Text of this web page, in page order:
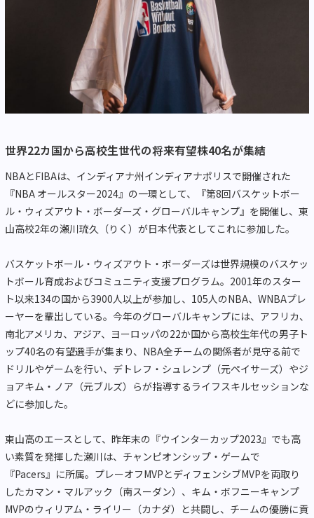
世界22カ国から高校生世代の将来有望株40名が集結
NBAとFIBAは、インディアナ州インディアナポリスで開催された
『NBA オールスター2024』の一環として、『第8回バスケットボー
ル・ウィズアウト・ボーダーズ・グローバルキャンプ』を開催し、東
山高校2年の瀬川琉久（りく）が日本代表としてこれに参加した。
バスケットボール・ウィズアウト・ボーダーズは世界規模のバスケッ
トボール育成およびコミュニティ支援プログラム。2001年のスター
ト以来134の国から3900人以上が参加し、105人のNBA、WNBAプレ
ーヤーを輩出している。今年のグローバルキャンプには、アフリカ、
南北アメリカ、アジア、ヨーロッパの22か国から高校生年代の男子ト
ップ40名の有望選手が集まり、NBA全チームの関係者が見守る前で
ドリルやゲームを行い、デトレフ・シュレンプ（元ペイサーズ）やジ
ョアキム・ノア（元ブルズ）らが指導するライフスキルセッションな
どに参加した。
東山高のエースとして、昨年末の『ウインターカップ2023』でも高
い素質を発揮した瀬川は、チャンピオンシップ・ゲームで
『Pacers』に所属。プレーオフMVPとディフェンシブMVPを両取り
したカマン・マルアック（南スーダン）、キム・ボフニーキャンプ
MVPのウィリアム・ライリー（カナダ）と共闘し、チームの優勝に貢